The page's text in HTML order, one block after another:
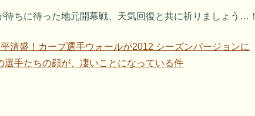
待ちに待った地元開幕戦、天気回復と共に祈りましょう…！
清盛！カープ選手ウォールが2012 シーズンバージョンに
選手たちの顔が、凄いことになっている件